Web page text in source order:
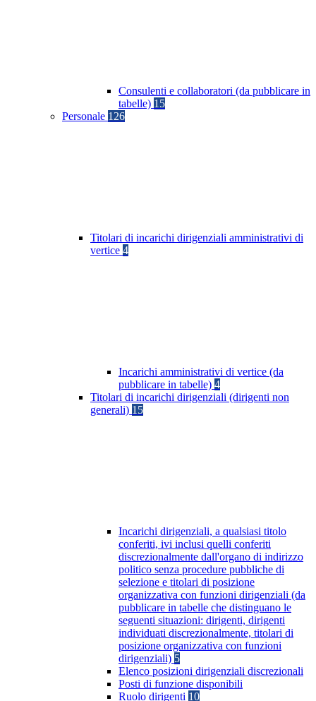
Consulenti e collaboratori (da pubblicare in
tabelle) 15
Personale 126
Titolari di incarichi dirigenziali amministrativi di
vertice 4
Incarichi amministrativi di vertice (da
pubblicare in tabelle) 4
Titolari di incarichi dirigenziali (dirigenti non
generali) 15
Incarichi dirigenziali, a qualsiasi titolo
conferiti, ivi inclusi quelli conferiti
discrezionalmente dall'organo di indirizzo
politico senza procedure pubbliche di
selezione e titolari di posizione
organizzativa con funzioni dirigenziali (da
pubblicare in tabelle che distinguano le
seguenti situazioni: dirigenti, dirigenti
individuati discrezionalmente, titolari di
posizione organizzativa con funzioni
dirigenziali) 5
Elenco posizioni dirigenziali discrezionali
Posti di funzione disponibili
Ruolo dirigenti 10